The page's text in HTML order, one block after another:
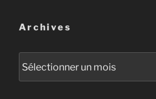
Archives